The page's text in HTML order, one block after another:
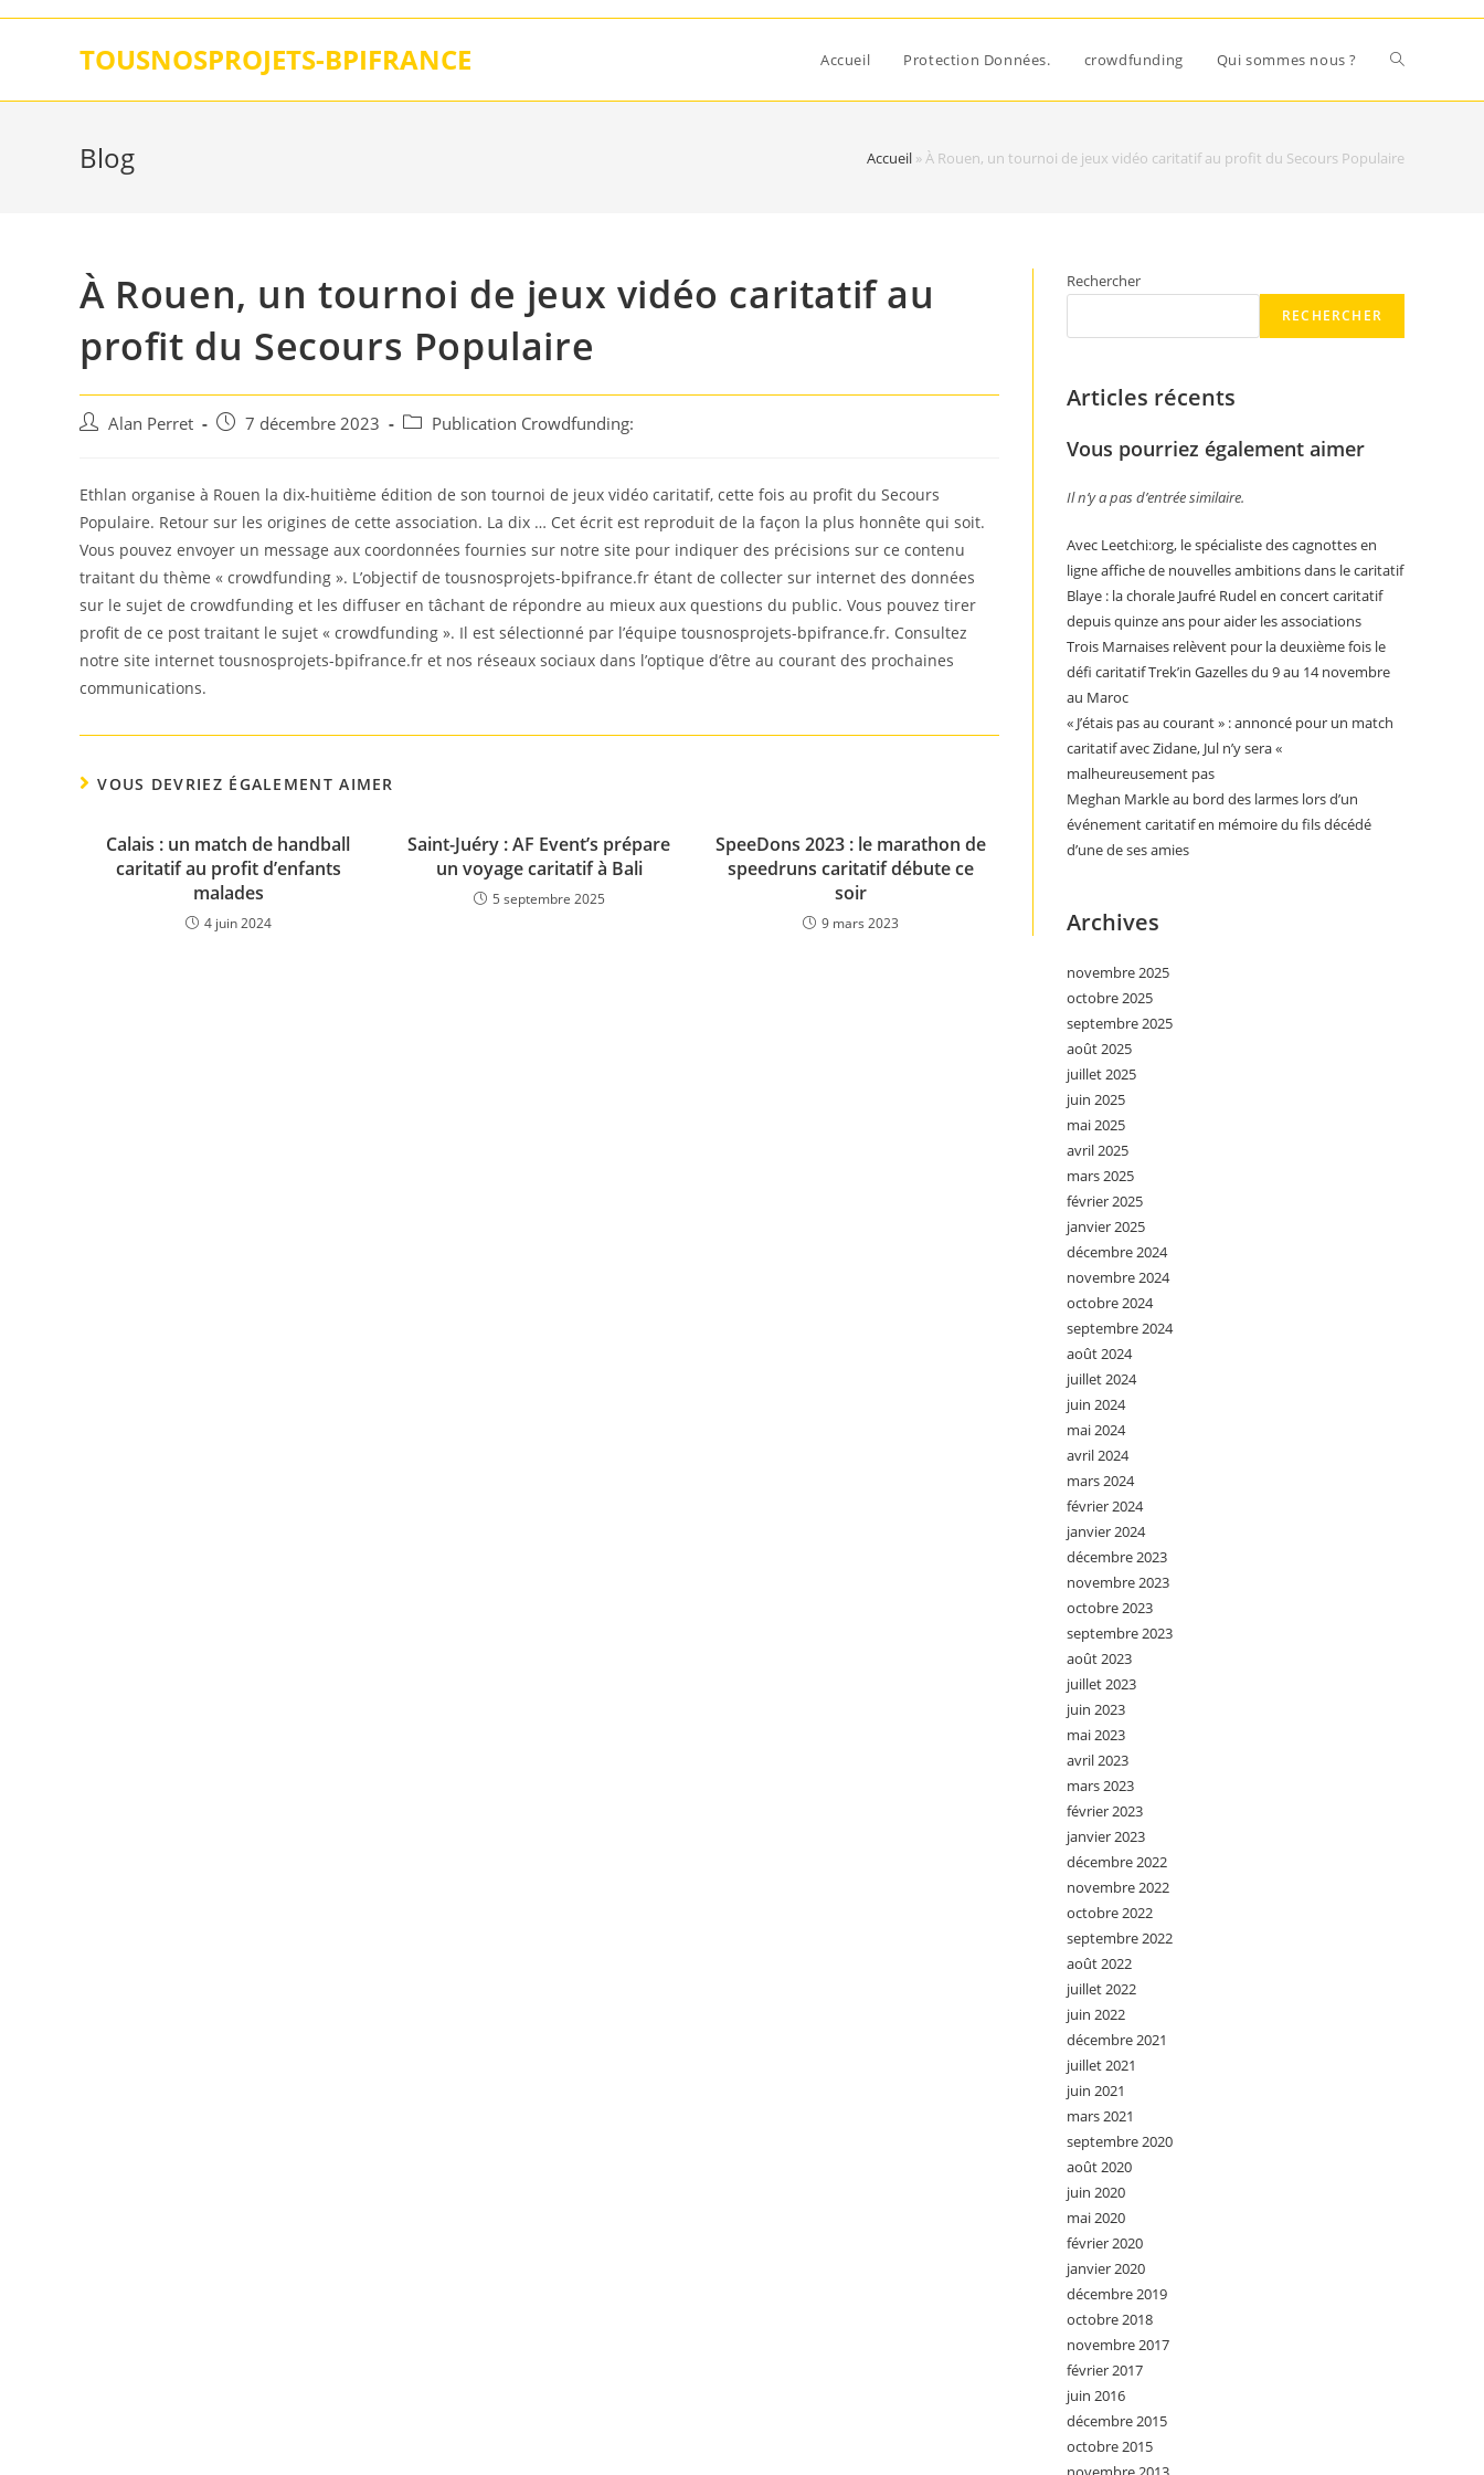
Skip
TOUSNOSPROJETS-BPIFRANCE Accueil Protection Données. crowdfunding Qui sommes nous ?
Blog Accueil » À Rouen, un tournoi de jeux vidéo caritatif au profit du Secours Populaire
À Rouen, un tournoi de jeux vidéo caritatif au
profit du Secours Populaire
Auteur/autrice
publication :
Alan Perret
Post7 décembre 2023
Post Publication Crowdfunding:
Ethlan organise à Rouen la dix-huitième édition de son tournoi de jeux vidéo caritatif, cette fois au profit du Secours
Populaire. Retour sur les origines de cette association. La dix … Cet écrit est reproduit de la façon la plus honnête qui soit.
Vous pouvez envoyer un message aux coordonnées fournies sur notre site pour indiquer des précisions sur ce contenu
traitant du thème « crowdfunding ». L’objectif de tousnosprojets-bpifrance.fr étant de collecter sur internet des données
sur le sujet de crowdfunding et les diffuser en tâchant de répondre au mieux aux questions du public. Vous pouvez tirer
profit de ce post traitant le sujet « crowdfunding ». Il est sélectionné par l’équipe tousnosprojets-bpifrance.fr. Consultez
notre site internet tousnosprojets-bpifrance.fr et nos réseaux sociaux dans l’optique d’être au courant des prochaines
communications.
VOUS DEVRIEZ ÉGALEMENT AIMER
Calais : un match de handball
caritatif au profit d’enfants
malades
4 juin 2024
Saint-Juéry : AF Event’s prépare
un voyage caritatif à Bali
5 septembre 2025
SpeeDons 2023 : le marathon de
speedruns caritatif débute ce
soir
9 mars 2023
Rechercher
RECHERCHER
Articles récents
Vous pourriez également aimer
Il n’y a pas d’entrée similaire.
Avec Leetchi:org, le spécialiste des cagnottes en
ligne affiche de nouvelles ambitions dans le caritatif
Blaye : la chorale Jaufré Rudel en concert caritatif
depuis quinze ans pour aider les associations
Trois Marnaises relèvent pour la deuxième fois le
défi caritatif Trek’in Gazelles du 9 au 14 novembre
au Maroc
« J’étais pas au courant » : annoncé pour un match
caritatif avec Zidane, Jul n’y sera «
malheureusement pas
Meghan Markle au bord des larmes lors d’un
événement caritatif en mémoire du fils décédé
d’une de ses amies
Archives
novembre 2025
octobre 2025
septembre 2025
août 2025
juillet 2025
juin 2025
mai 2025
avril 2025
mars 2025
février 2025
janvier 2025
décembre 2024
novembre 2024
octobre 2024
septembre 2024
août 2024
juillet 2024
juin 2024
mai 2024
avril 2024
mars 2024
février 2024
janvier 2024
décembre 2023
novembre 2023
octobre 2023
septembre 2023
août 2023
juillet 2023
juin 2023
mai 2023
avril 2023
mars 2023
février 2023
janvier 2023
décembre 2022
novembre 2022
octobre 2022
septembre 2022
août 2022
juillet 2022
juin 2022
décembre 2021
juillet 2021
juin 2021
mars 2021
septembre 2020
août 2020
juin 2020
mai 2020
février 2020
janvier 2020
décembre 2019
octobre 2018
novembre 2017
février 2017
juin 2016
décembre 2015
octobre 2015